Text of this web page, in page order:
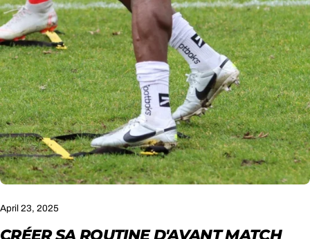
April 23, 2025
CRÉER SA ROUTINE D'AVANT MATCH